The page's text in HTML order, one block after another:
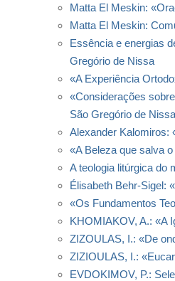
Matta El Meskin:
Matta El Meskin:
Essência e energias
Gregório de Nissa
«A Experiência
«Considerações
São Gregório de
Alexander Kalomiros:
«A Beleza que salva
A teologia litúrgica do
Élisabeth Behr-Sigel:
«Os Fundamentos
KHOMIAKOV, A.: «A
ZIZOULAS, I.: «De
ZIZIOULAS, I.:
EVDOKIMOV, P.: